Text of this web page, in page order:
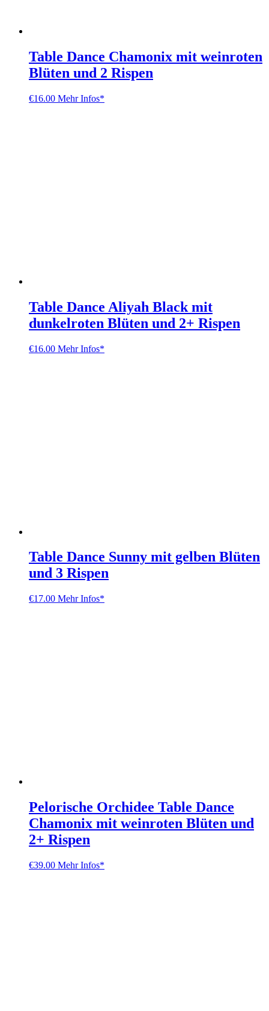
Table Dance Chamonix mit weinroten
Blüten und 2 Rispen
€16.00 Mehr Infos*
Table Dance Aliyah Black mit
dunkelroten Blüten und 2+ Rispen
€16.00 Mehr Infos*
Table Dance Sunny mit gelben Blüten
und 3 Rispen
€17.00 Mehr Infos*
Pelorische Orchidee Table Dance
Chamonix mit weinroten Blüten und
2+ Rispen
€39.00 Mehr Infos*